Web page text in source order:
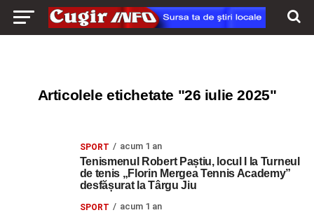
Articolele etichetate "26 iulie 2025"
SPORT acum 1 an
Tenismenul Robert Paștiu, locul I la Turneul
de tenis „Florin Mergea Tennis Academy”
desfășurat la Târgu Jiu
SPORT acum 1 an